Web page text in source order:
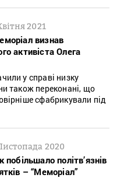
2021
визнав
активіста Олега
у справі низку
також переконані, що
сфабрикували під
2020
політв’язнів
– “Меморіал”